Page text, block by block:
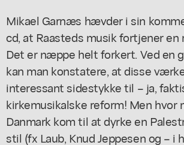
Mikael Garnæs hævder i sin
cd, at Raasteds musik fortjener en
Det er næppe helt forkert. Ved en
kan man konstatere, at disse
interessant sidestykke til – ja,
kirkemusikalske reform! Men hvor
Danmark kom til at dyrke en
stil (fx Laub, Knud Jeppesen og – i